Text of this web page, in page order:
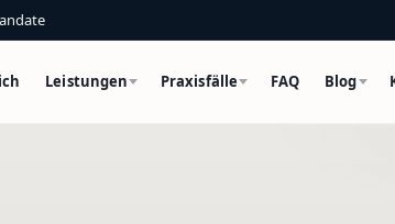
Leistungen Praxisfälle FAQ Blog